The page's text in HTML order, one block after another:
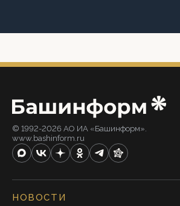
© 1992-2026 АО ИА «Башинформ».
www.bashinform.ru
НОВОСТИ